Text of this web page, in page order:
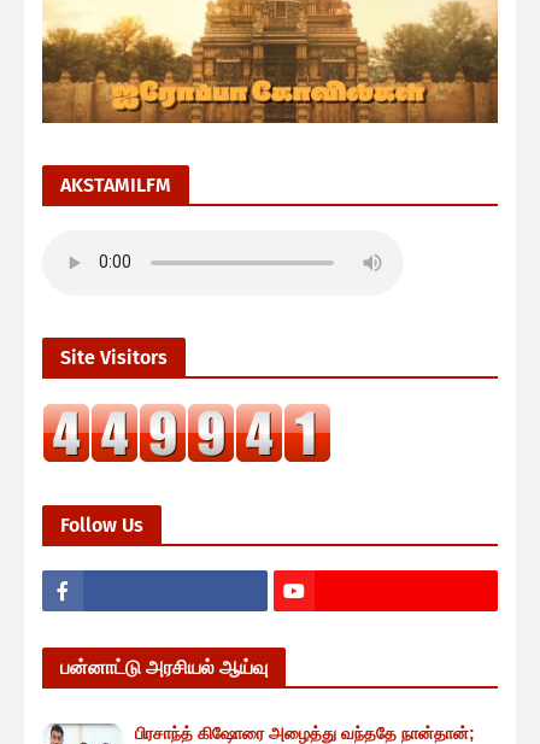
AKSTAMILFM
Site Visitors
Follow Us
பன்னாட்டு அரசியல் ஆய்வு
பிரசாந்த் கிஷோரை அழைத்து வந்ததே நான்தான்;